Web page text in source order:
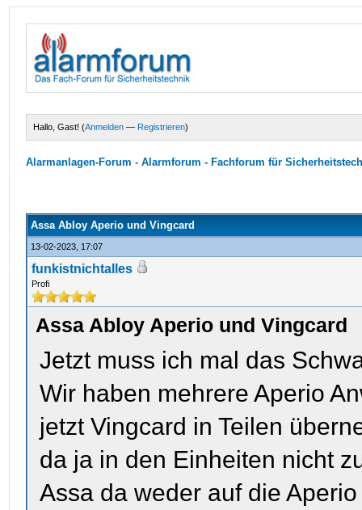
Hallo, Gast! (Anmelden — Registrieren)
Alarmanlagen-Forum - Alarmforum - Fachforum für
Assa Abloy Aperio und Vingcard
13-02-2023, 17:07
funkistnichtalles
Profi
Assa Abloy Aperio und Vingcard
Jetzt muss ich mal das
Wir haben mehrere Aperio
jetzt Vingcard in Teilen
da ja in den Einheiten nicht
Assa da weder auf die